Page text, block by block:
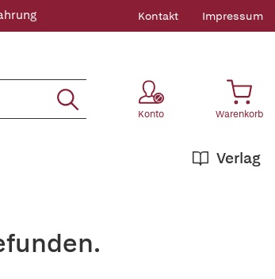
Kontakt Impressum
Konto Warenkorb
Verlag